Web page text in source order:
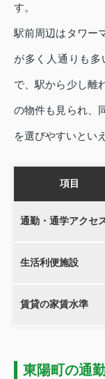
す。
駅前周辺はタワー
が多く人通りも
で、駅から少し離
の物件も見られ、
を選びやすいとい
項目
通勤・通学アクセ
生活利便施設
賃貸の家賃水準
東陽町の通